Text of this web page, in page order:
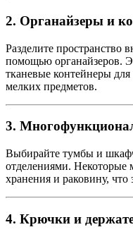
2. Органайзеры и
Разделите пространство
помощью органайзеров.
тканевые контейнеры
мелких предметов.
3.
Выбирайте тумбы и
отделениями. Некоторые
хранения и раковину,
4. Крючки и